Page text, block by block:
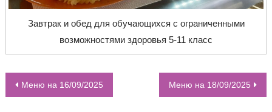
Завтрак и обед для обучающихся с ограниченными
возможностями здоровья 5-11 класс
НАВИГАЦИЯ ПО ЗАПИСЯМ
Меню на 16/09/2025 Меню на 18/09/2025